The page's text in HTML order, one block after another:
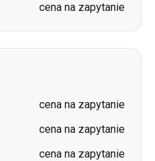
cena na zapytanie
cena na zapytanie
cena na zapytanie
cena na zapytanie